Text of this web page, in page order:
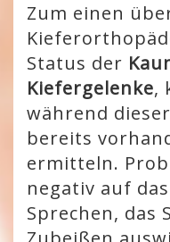
Zum einen
Status der
Kiefergelenke,
während
bereits
ermitteln.
negativ auf
Sprechen, das